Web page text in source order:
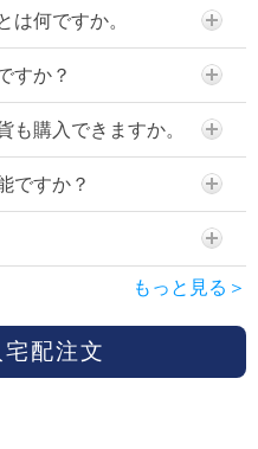
は何ですか。
すか？
も購入できますか。
ですか？
もっと見る＞
配注文